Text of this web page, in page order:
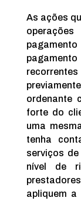
As ações
ordenante
forte do
uma
tenha
serviços
nível de
apliquem